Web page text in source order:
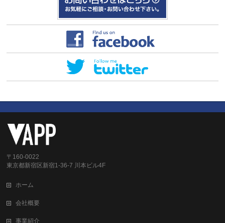
〒160-0022
東京都新宿区新宿1-36-7 川本ビル4F
ホーム
会社概要
事業紹介